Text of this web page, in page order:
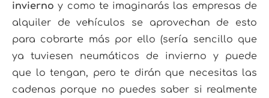
invierno y como te imaginarás las empresas de
alquiler de vehículos se aprovechan de esto
para cobrarte más por ello (sería sencillo que
ya tuviesen neumáticos de invierno y puede
que lo tengan, pero te dirán que necesitas las
cadenas porque no puedes saber si realmente